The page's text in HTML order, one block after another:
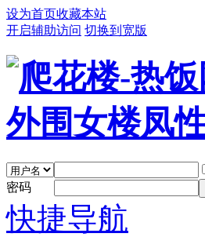
设为首页收藏本站
开启辅助访问 切换到宽版
密码
快捷导航